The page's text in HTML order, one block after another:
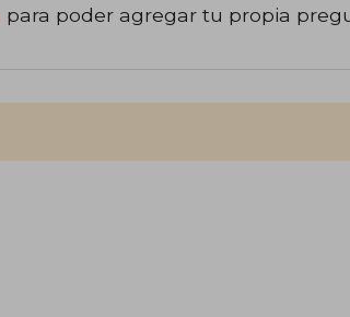
para poder agregar tu propia